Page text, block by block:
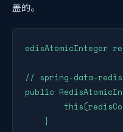
盖的。
edisAtomicInteger
// spring-data-
public
}